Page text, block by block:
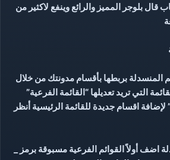
قال بلوجر المميز والرائع وينفع لاكثير من
المنسدلة بربطها بأقسام مدونتك من خلال
التي تريد تعديلها “القائمة الفرعية”
لإضافة اقسام جديدة للقائمة الرئيسية أنظر
اضف أولاً القوائم الفرعية مسبوقة برمز _